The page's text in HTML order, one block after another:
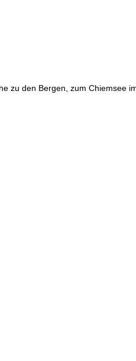
zu den Bergen, zum Chiemsee